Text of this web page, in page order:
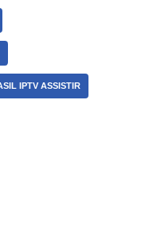
IPTV ASSISTIR